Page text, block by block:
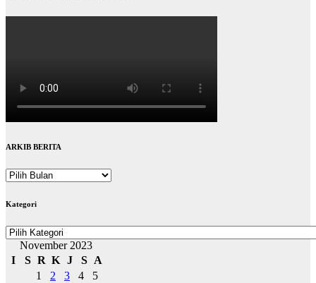
ARKIB BERITA
ARKIB
Kategori
Kategori
November 2023
I
S R K J S
A
1
2 3 4
5